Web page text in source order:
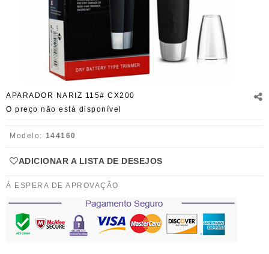
APARADOR NARIZ 115# CX200
O preço não está disponível
Modelo: 144160
ADICIONAR A LISTA DE DESEJOS
Á ESPERA DE APROVAÇÃO